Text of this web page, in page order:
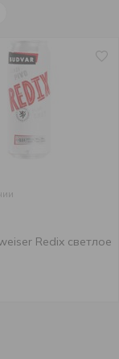
Redix светлое